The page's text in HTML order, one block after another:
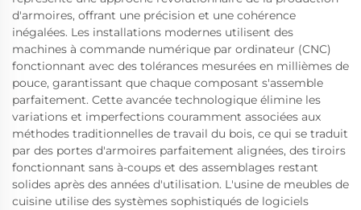
d'armoires, offrant une précision et une cohérence
inégalées. Les installations modernes utilisent des
machines à commande numérique par ordinateur (CNC)
fonctionnant avec des tolérances mesurées en millièmes de
pouce, garantissant que chaque composant s'assemble
parfaitement. Cette avancée technologique élimine les
variations et imperfections couramment associées aux
méthodes traditionnelles de travail du bois, ce qui se traduit
par des portes d'armoires parfaitement alignées, des tiroirs
fonctionnant sans à-coups et des assemblages restant
solides après des années d'utilisation. L'usine de meubles de
cuisine utilise des systèmes sophistiqués de logiciels